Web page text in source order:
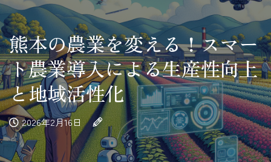
熊本の農業を変える！スマー
ト農業導入による生産性向上
と地域活性化
2026年2月16日